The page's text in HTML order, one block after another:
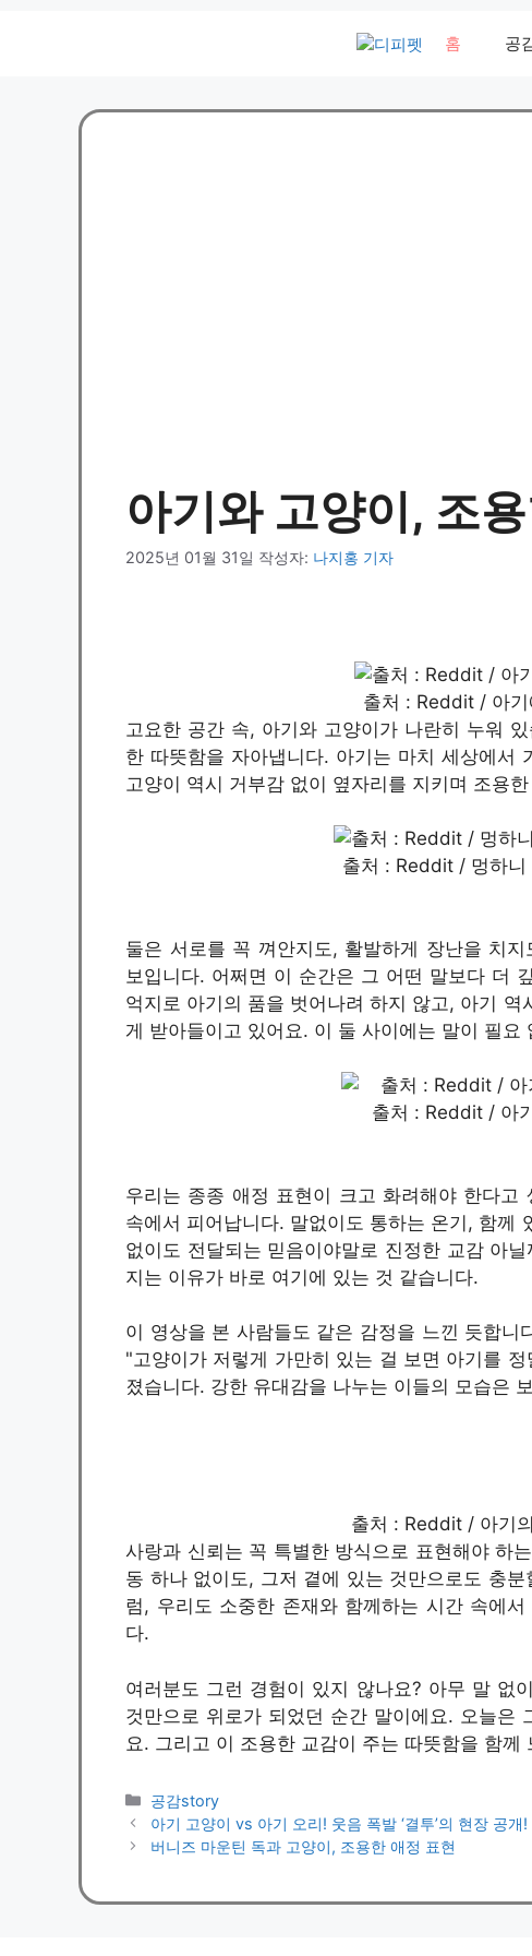
홈 공
아기와 고양이, 조
2025년 01월 31일 작성자: 나지홍 기자
출처 : Reddit / 아
고요한 공간 속, 아기와 고양이가 나란히 누워
한 따뜻함을 자아냅니다. 아기는 마치 세상에서
고양이 역시 거부감 없이 옆자리를 지키며 조용
출처 : Reddit / 멍하니
둘은 서로를 꼭 껴안지도, 활발하게 장난을 치
보입니다. 어쩌면 이 순간은 그 어떤 말보다 더
억지로 아기의 품을 벗어나려 하지 않고, 아기
게 받아들이고 있어요. 이 둘 사이에는 말이 필요
출처 : Reddit / 아
우리는 종종 애정 표현이 크고 화려해야 한다
속에서 피어납니다. 말없이도 통하는 온기, 함께
없이도 전달되는 믿음이야말로 진정한 교감 아
지는 이유가 바로 여기에 있는 것 같습니다.
이 영상을 본 사람들도 같은 감정을 느낀 듯합
"고양이가 저렇게 가만히 있는 걸 보면 아기를
졌습니다. 강한 유대감을 나누는 이들의 모습은
출처 : Reddit / 아기
사랑과 신뢰는 꼭 특별한 방식으로 표현해야 하
동 하나 없이도, 그저 곁에 있는 것만으로도 충
럼, 우리도 소중한 존재와 함께하는 시간 속에
다.
여러분도 그런 경험이 있지 않나요? 아무 말 없
것만으로 위로가 되었던 순간 말이에요. 오늘은
요. 그리고 이 조용한 교감이 주는 따뜻함을 함께
카
테
고
공감story
아기 고양이 vs 아기 오리! 웃음 폭발 ‘결투’의 현장 공개!
버니즈 마운틴 독과 고양이, 조용한 애정 표현